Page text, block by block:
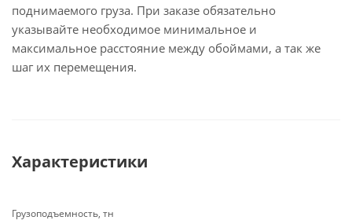
поднимаемого груза. При заказе обязательно
указывайте необходимое минимальное и
максимальное расстояние между обоймами, а так же
шаг их перемещения.
Характеристики
Грузоподъемность, тн